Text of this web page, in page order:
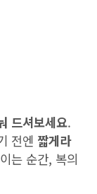
드셔보세요.
전엔 짧게라
는 순간, 복의